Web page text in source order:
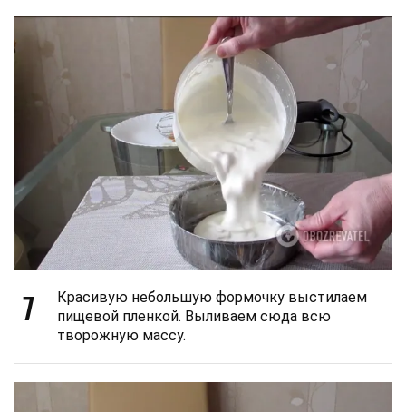
7
Красивую небольшую формочку выстилаем
пищевой пленкой. Выливаем сюда всю
творожную массу.